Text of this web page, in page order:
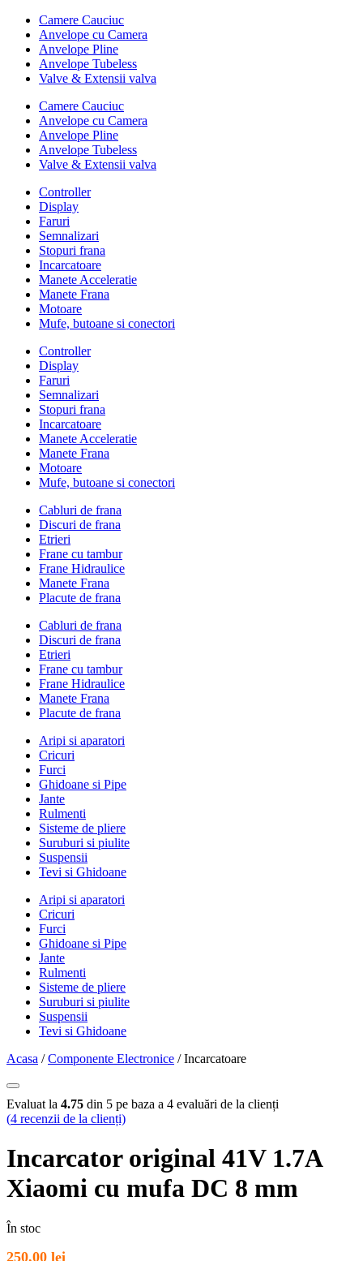
Camere Cauciuc
Anvelope cu Camera
Anvelope Pline
Anvelope Tubeless
Valve & Extensii valva
Camere Cauciuc
Anvelope cu Camera
Anvelope Pline
Anvelope Tubeless
Valve & Extensii valva
Controller
Display
Faruri
Semnalizari
Stopuri frana
Incarcatoare
Manete Acceleratie
Manete Frana
Motoare
Mufe, butoane si conectori
Controller
Display
Faruri
Semnalizari
Stopuri frana
Incarcatoare
Manete Acceleratie
Manete Frana
Motoare
Mufe, butoane si conectori
Cabluri de frana
Discuri de frana
Etrieri
Frane cu tambur
Frane Hidraulice
Manete Frana
Placute de frana
Cabluri de frana
Discuri de frana
Etrieri
Frane cu tambur
Frane Hidraulice
Manete Frana
Placute de frana
Aripi si aparatori
Cricuri
Furci
Ghidoane si Pipe
Jante
Rulmenti
Sisteme de pliere
Suruburi si piulite
Suspensii
Tevi si Ghidoane
Aripi si aparatori
Cricuri
Furci
Ghidoane si Pipe
Jante
Rulmenti
Sisteme de pliere
Suruburi si piulite
Suspensii
Tevi si Ghidoane
Acasa /Componente Electronice / Incarcatoare
Evaluat la 4.75 din 5 pe baza a 4 evaluări de la clienți
(4 recenzii de la clienți)
Incarcator original 41V 1.7A
Xiaomi cu mufa DC 8 mm
În stoc
250,00 lei